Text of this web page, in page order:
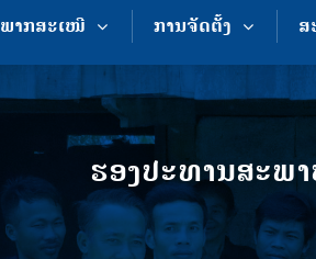
ພາກສະເໜີ ການຈັດຕັ້ງ ສ
ຮອງປະທານສະພາ